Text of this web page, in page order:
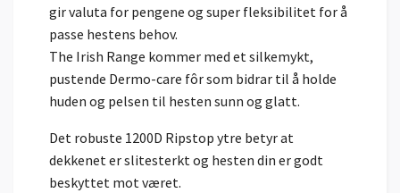
gir valuta for pengene og super fleksibilitet for å
passe hestens behov.
The Irish Range kommer med et silkemykt,
pustende Dermo-care fôr som bidrar til å holde
huden og pelsen til hesten sunn og glatt.
Det robuste 1200D Ripstop ytre betyr at
dekkenet er slitesterkt og hesten din er godt
beskyttet mot været.